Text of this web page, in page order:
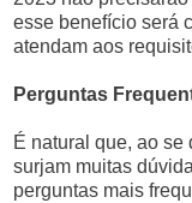
esse benefício será
atendam aos
Perguntas
É natural que, ao se
surjam muitas
perguntas mais